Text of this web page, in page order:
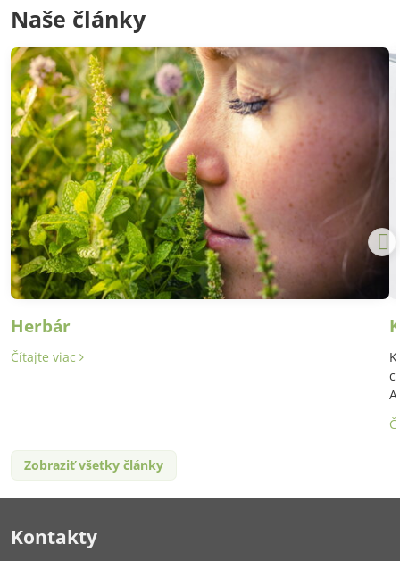
Naše články
Herbár
Čítajte viac
Zobraziť všetky články
Kontakty